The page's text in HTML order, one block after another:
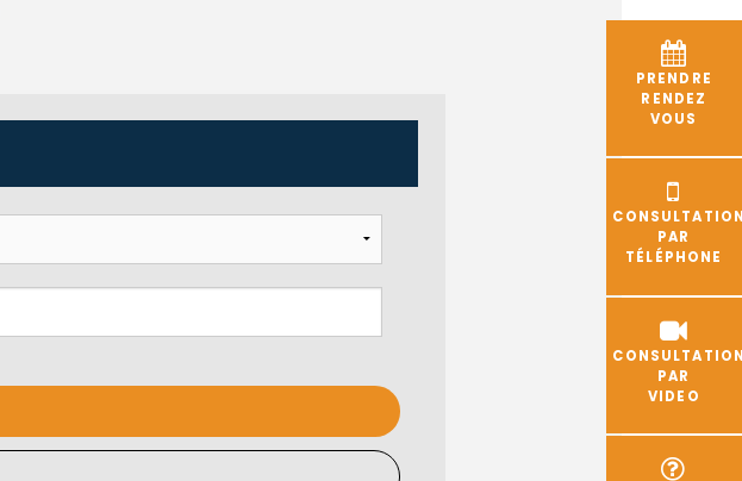
PRENDRE
RENDEZ
VOUS
PAR
TÉLÉPHONE
PAR
VIDEO